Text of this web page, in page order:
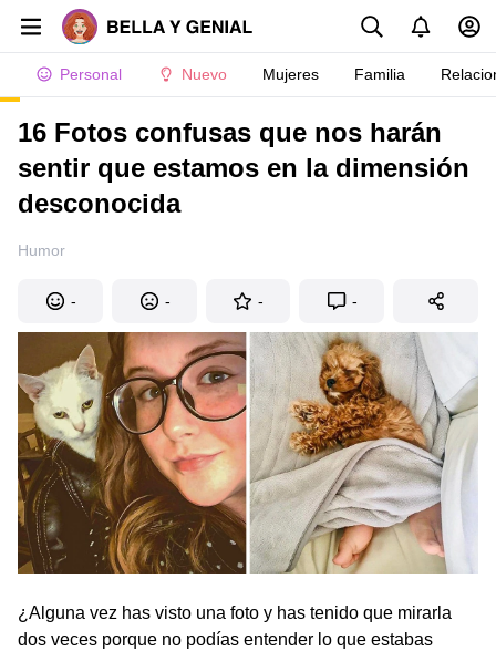
Personal Nuevo Mujeres Familia
16 Fotos confusas que nos harán
sentir que estamos en la dimensión
desconocida
Humor
- - - -
¿Alguna vez has visto una foto y has tenido que mirarla
dos veces porque no podías entender lo que estabas